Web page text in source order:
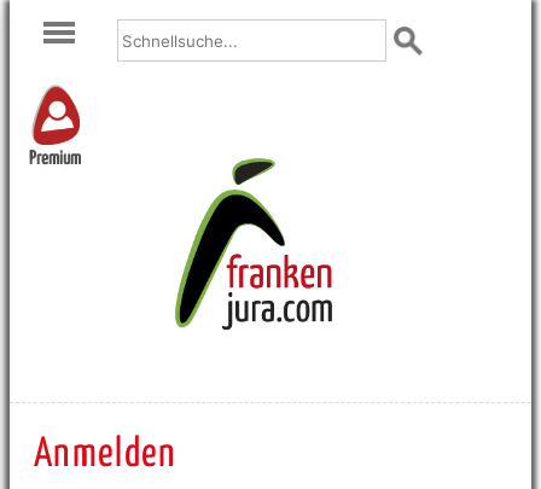
Premium
Anmelden